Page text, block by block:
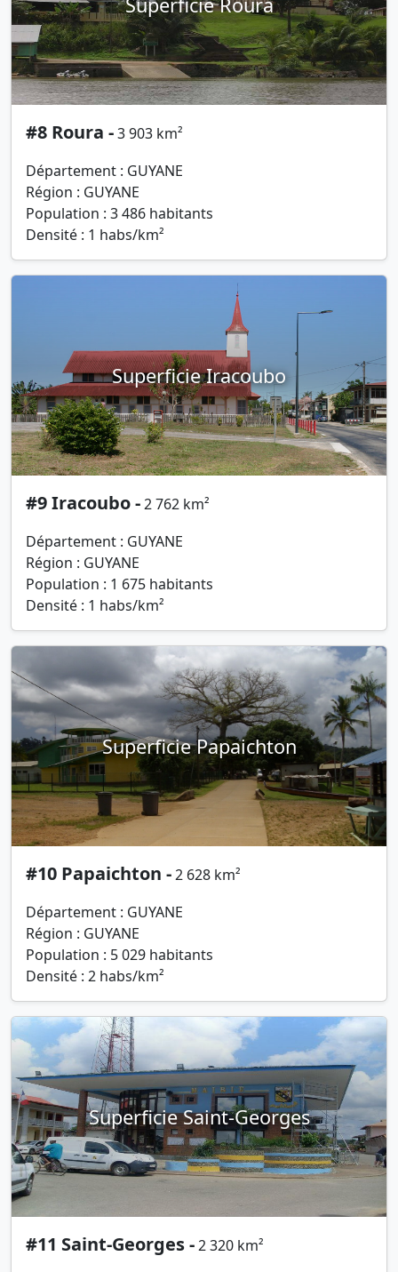
#8 Roura -3 903 km²
Département : GUYANE
Région : GUYANE
Population : 3 486 habitants
Densité : 1 habs/km²
Superficie Iracoubo
#9 Iracoubo -2 762 km²
Département : GUYANE
Région : GUYANE
Population : 1 675 habitants
Densité : 1 habs/km²
Superficie Papaichton
#10 Papaichton -2 628 km²
Département : GUYANE
Région : GUYANE
Population : 5 029 habitants
Densité : 2 habs/km²
Superficie Saint-Georges
#11 Saint-Georges -2 320 km²